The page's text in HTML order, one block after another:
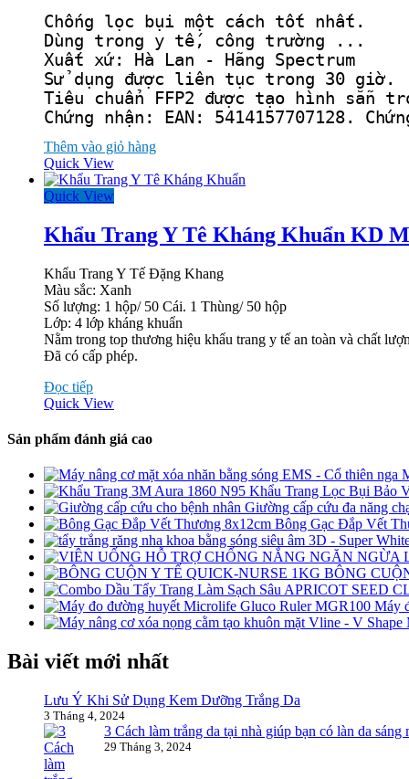
là:
350,000₫.
tại
là:
290,000₫.
Chống lọc bụi một cách tốt nhất.
Dùng trong y tế, công trường ...
Xuất xứ: Hà Lan - Hãng Spectrum
Sử dụng được liên tục trong 30 giờ.
Tiêu chuẩn FFP2 được tạo hình sẵn
Chứng nhận: EAN: 5414157707128.
Thêm vào giỏ hàng
Quick View
Quick View
Khẩu Trang Y Tê Kháng Khuẩn KD
Khẩu Trang Y Tế Đặng Khang
Màu sắc: Xanh
Số lượng: 1 hộp/ 50 Cái. 1 Thùng/ 50 hộp
Lớp: 4 lớp kháng khuẩn
Nằm trong top thương hiệu khẩu trang y tế an toàn và chất
Đã có cấp phép.
Đọc tiếp
Quick View
Sản phẩm đánh giá cao
Khẩu Trang Lọc Bụi
Giường cấp cứu đa năng
Bông Gạc Đắp Vết
BÔNG
Máy
Bài viết mới nhất
Lưu Ý Khi Sử Dụng Kem Dưỡng Trắng Da
3 Tháng 4, 2024
3 Cách làm trắng da tại nhà giúp bạn có làn da sáng
29 Tháng 3, 2024